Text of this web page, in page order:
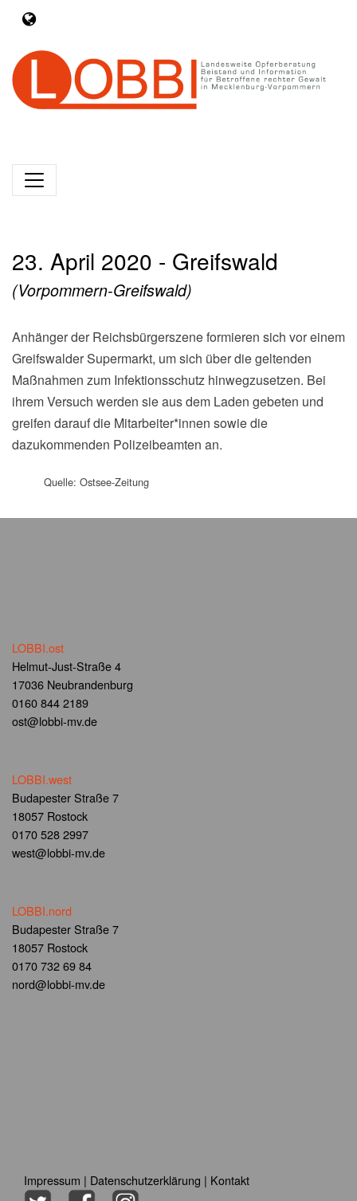
23. April 2020 - Greifswald
(Vorpommern-Greifswald)
Anhänger der Reichsbürgerszene formieren sich vor einem
Greifswalder Supermarkt, um sich über die geltenden
Maßnahmen zum Infektionsschutz hinwegzusetzen. Bei
ihrem Versuch werden sie aus dem Laden gebeten und
greifen darauf die Mitarbeiter*innen sowie die
dazukommenden Polizeibeamten an.
Quelle: Ostsee-Zeitung
LOBBI.ost
Helmut-Just-Straße 4
17036 Neubrandenburg
0160 844 2189
ost@lobbi-mv.de
LOBBI.west
Budapester Straße 7
18057 Rostock
0170 528 2997
west@lobbi-mv.de
LOBBI.nord
Budapester Straße 7
18057 Rostock
0170 732 69 84
nord@lobbi-mv.de
Impressum | Datenschutzerklärung | Kontakt